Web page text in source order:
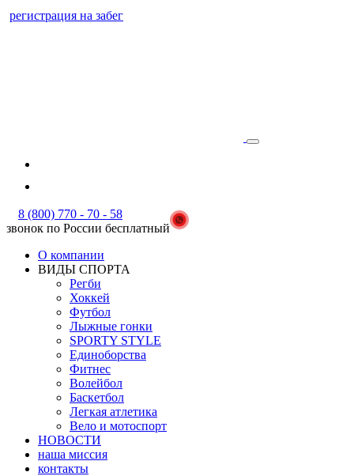
регистрация на забег
8 (800) 770 - 70 - 58
звонок по России бесплатный
О компании
ВИДЫ СПОРТА
Регби
Хоккей
Футбол
Лыжные гонки
SPORTY STYLE
Единоборства
Фитнес
Волейбол
Баскетбол
Легкая атлетика
Вело и мотоспорт
НОВОСТИ
наша миссия
контакты